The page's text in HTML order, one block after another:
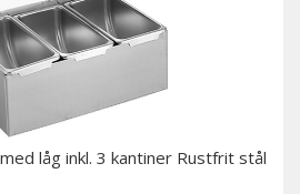
låg inkl. 3 kantiner Rustfrit stål